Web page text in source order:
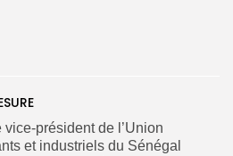
Search
Button
président de l’Union
et industriels du Sénégal